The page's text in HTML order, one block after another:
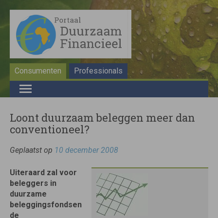
Consumenten Professionals
Loont duurzaam beleggen meer dan
conventioneel?
Geplaatst op 10 december 2008
Uiteraard zal voor
beleggers in
duurzame
beleggingsfondsen
de